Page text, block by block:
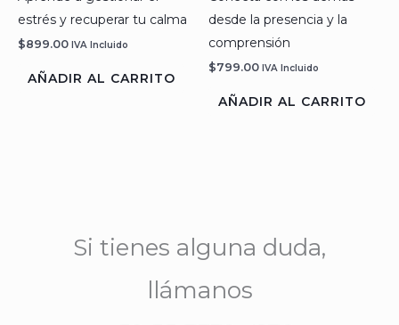
estrés y recuperar tu calma
$899.00 IVA Incluido
AÑADIR AL CARRITO
desde la presencia y la
comprensión
$799.00 IVA Incluido
AÑADIR AL CARRITO
Si tienes alguna duda,
llámanos